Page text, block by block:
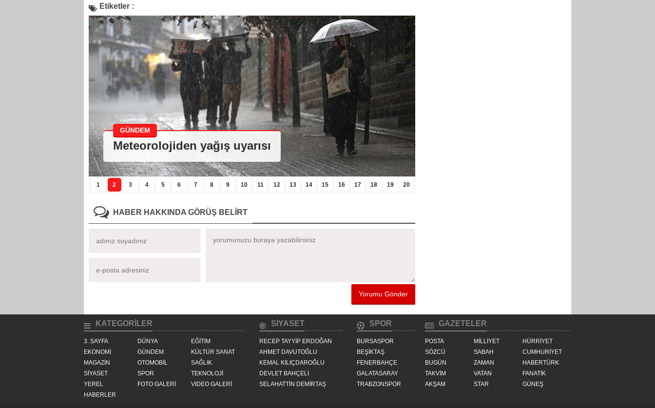
Etiketler :
GÜNDEM
Meteorolojiden yağış uyarısı
1 2 3 4 5 6 7 8 9 10 11 12 13 14 15 16 17 18 19 20
HABER HAKKINDA GÖRÜŞ BELİRT
KATEGORİLER
3. SAYFA DÜNYA
EĞİTİM
EKONOMİ
GÜNDEM
KÜLTÜR SANAT
MAGAZİN
OTOMOBİL
SAĞLIK
SİYASET
SPOR
TEKNOLOJİ
YEREL
HABERLER
FOTO GALERİ VIDEO GALERİ
SİYASET
RECEP TAYYİP ERDOĞAN
AHMET DAVUTOĞLU
KEMAL KILIÇDAROĞLU
DEVLET BAHÇELİ
SELAHATTİN DEMİRTAŞ
SPOR
BURSASPOR
BEŞİKTAŞ
FENERBAHÇE
GALATASARAY
TRABZONSPOR
GAZETELER
POSTA MİLLİYET
HÜRRİYET
SÖZCÜ
SABAH
CUMHURİYET
BUGÜN
ZAMAN
HABERTÜRK
TAKVİM
VATAN
FANATİK
AKŞAM
STAR GÜNEŞ